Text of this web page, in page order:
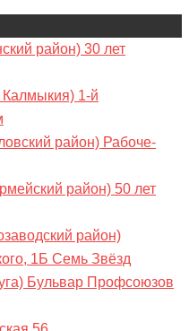
район) 30 лет
Калмыкия) 1-й
район) Рабоче-
район) 50 лет
район)
1Б Семь Звёзд
Бульвар Профсоюзов